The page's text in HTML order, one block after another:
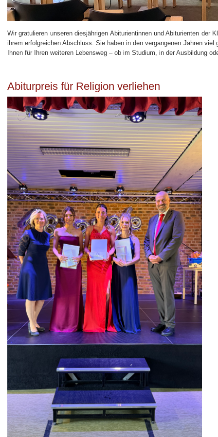
Wir gratulieren unseren diesjährigen Abiturientinnen und Abiturienten
ihrem erfolgreichen Abschluss. Sie haben in den vergangenen Jahren
Ihnen für Ihren weiteren Lebensweg – ob im Studium, in der Ausbildung
Abiturpreis für Religion verliehen